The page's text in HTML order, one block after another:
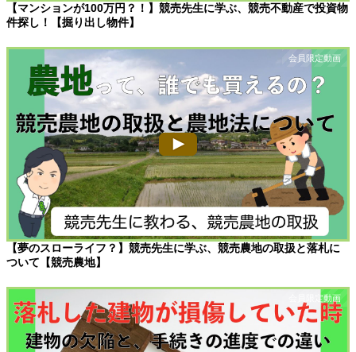
【マンションが100万円？！】競売先生に学ぶ、競売不動産で投資物
件探し！【掘り出し物件】
【夢のスローライフ？】競売先生に学ぶ、競売農地の取扱と落札に
ついて【競売農地】